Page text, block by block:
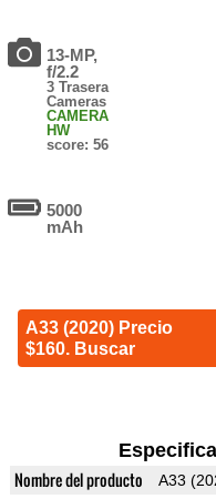
13-MP,
f/2.2
3 Trasera
Cameras
CAMERA
HW
score: 56
5000
mAh
A33 (2020) Precio
$160. Buscar
Nombre del producto A33